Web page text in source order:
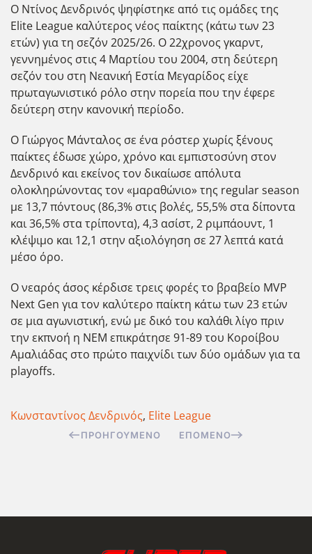
Ο Ντίνος Δενδρινός ψηφίστηκε από τις ομάδες της
Elite League καλύτερος νέος παίκτης (κάτω των 23
ετών) για τη σεζόν 2025/26. Ο 22χρονος γκαρντ,
γεννημένος στις 4 Μαρτίου του 2004, στη δεύτερη
σεζόν του στη Νεανική Εστία Μεγαρίδος είχε
πρωταγωνιστικό ρόλο στην πορεία που την έφερε
δεύτερη στην κανονική περίοδο.
Ο Γιώργος Μάνταλος σε ένα ρόστερ χωρίς ξένους
παίκτες έδωσε χώρο, χρόνο και εμπιστοσύνη στον
Δενδρινό και εκείνος τον δικαίωσε απόλυτα
ολοκληρώνοντας τον «μαραθώνιο» της regular season
με 13,7 πόντους (86,3% στις βολές, 55,5% στα δίποντα
και 36,5% στα τρίποντα), 4,3 ασίστ, 2 ριμπάουντ, 1
κλέψιμο και 12,1 στην αξιολόγηση σε 27 λεπτά κατά
μέσο όρο.
Ο νεαρός άσος κέρδισε τρεις φορές το βραβείο MVP
Next Gen για τον καλύτερο παίκτη κάτω των 23 ετών
σε μια αγωνιστική, ενώ με δικό του καλάθι λίγο πριν
την εκπνοή η ΝΕΜ επικράτησε 91-89 του Κοροίβου
Αμαλιάδας στο πρώτο παιχνίδι των δύο ομάδων για τα
playoffs.
Κωνσταντίνος Δενδρινός, Elite League
ΠΡΟΗΓΟΎΜΕΝΟ ΕΠΌΜΕΝΟ